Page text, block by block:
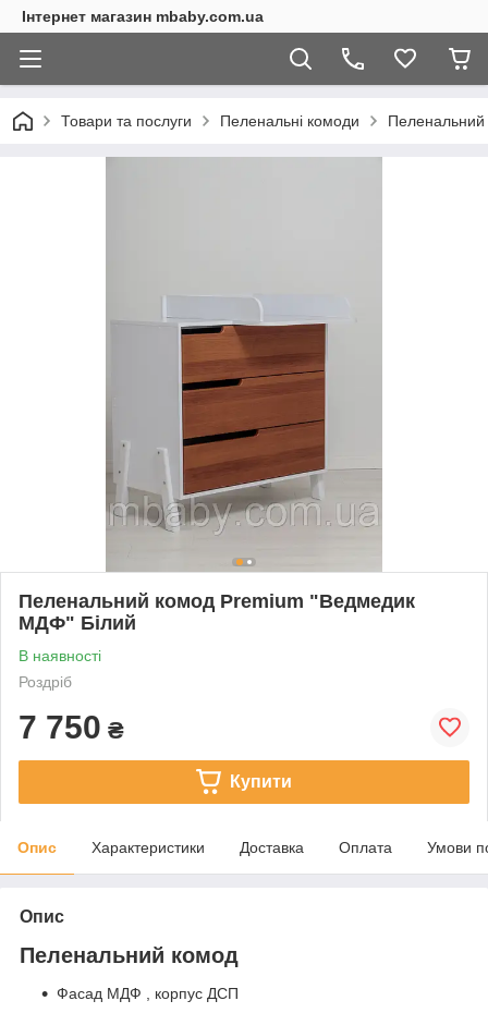
Інтернет магазин mbaby.com.ua
Товари та послуги Пеленальні комоди
Пеленальний комод Premium "Ведмедик
МДФ" Білий
В наявності
Роздріб
7 750 ₴
Купити
Опис Характеристики Доставка Оплата Умови
Опис
Пеленальний комод
Фасад МДФ , корпус ДСП